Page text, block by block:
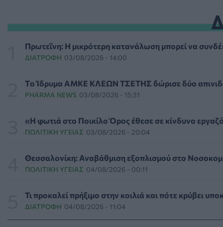
ΕΠΙΚΑΙΡΌΤΗΤΑ 06/08/2026 - 00:04
ΨΥΧΙΚΉ ΥΓΕΊΑ 05/08/2026 - 23:17
ΠΟΛΙΤΙΚΉ ΥΓΕΊΑΣ 05/08/2026 - 21:53
ΥΓΕΊΑ 05/08/2026 - 21:17
ΥΓΕΊΑ 05/08/2026 - 20:42
Πρωτεΐνη: Η μικρότερη κατανάλωση μπορεί να
ΔΙΑΤΡΟΦΉ 03/08/2026 - 14:00
Tο Ίδρυμα ΑΜΚΕ ΚΛΕΩΝ ΤΣΕΤΗΣ δώρισε δύο
PHARMA NEWS 03/08/2026 - 15:31
«Η φωτιά στο Ποικίλο Όρος έθεσε σε κίνδυνο
ΠΟΛΙΤΙΚΉ ΥΓΕΊΑΣ 03/08/2026 - 20:04
Θεσσαλονίκη: Αναβάθμιση εξοπλισμού στο
ΠΟΛΙΤΙΚΉ ΥΓΕΊΑΣ 04/08/2026 - 00:11
Τι προκαλεί πρήξιμο στην κοιλιά και πότε κρύβει
ΔΙΑΤΡΟΦΉ 04/08/2026 - 11:04